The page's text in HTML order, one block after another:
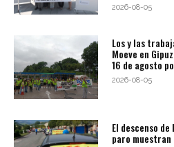
2026-08-05
Los y las
Moeve en
16 de agosto
2026-08-05
El descenso
paro